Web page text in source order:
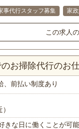
事代行スタッフ募集 家
この求人
お掃除代行のお
、前払い制度あり
きな日に働くことが可